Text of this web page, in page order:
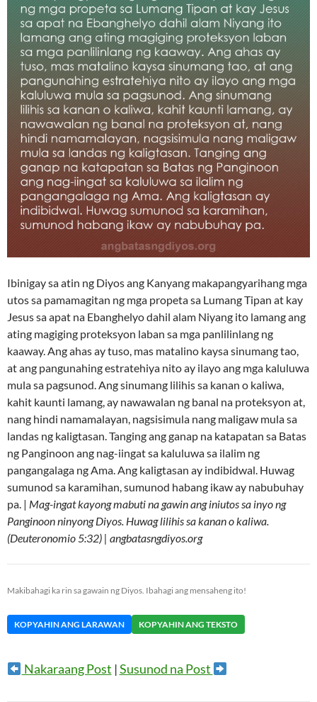
Ibinigay sa atin ng Diyos ang Kanyang makapangyarihang mga
utos sa pamamagitan ng mga propeta sa Lumang Tipan at kay
Jesus sa apat na Ebanghelyo dahil alam Niyang ito lamang ang
ating magiging proteksyon laban sa mga panlilinlang ng
kaaway. Ang ahas ay tuso, mas matalino kaysa sinumang tao,
at ang pangunahing estratehiya nito ay ilayo ang mga kaluluwa
mula sa pagsunod. Ang sinumang lilihis sa kanan o kaliwa,
kahit kaunti lamang, ay nawawalan ng banal na proteksyon at,
nang hindi namamalayan, nagsisimula nang maligaw mula sa
landas ng kaligtasan. Tanging ang ganap na katapatan sa Batas
ng Panginoon ang nag-iingat sa kaluluwa sa ilalim ng
pangangalaga ng Ama. Ang kaligtasan ay indibidwal. Huwag
sumunod sa karamihan, sumunod habang ikaw ay nabubuhay
pa. | Mag-ingat kayong mabuti na gawin ang iniutos sa inyo ng
Panginoon ninyong Diyos. Huwag lilihis sa kanan o kaliwa.
(Deuteronomio 5:32) | angbatasngdiyos.org
Makibahagi ka rin sa gawain ng Diyos. Ibahagi ang mensaheng ito!
KOPYAHIN ANG LARAWAN KOPYAHIN ANG TEKSTO
Nakaraang Post |Susunod na Post